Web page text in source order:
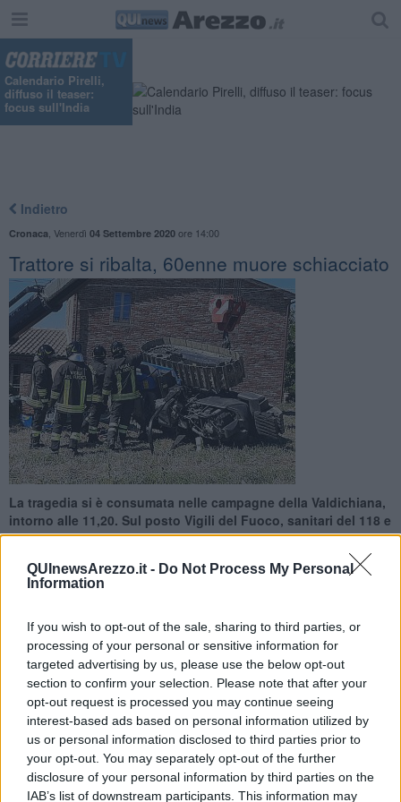
QUInewsArezzo.it - Do Not Process My Personal
Information
If you wish to opt-out of the sale, sharing to third parties, or
processing of your personal or sensitive information for
targeted advertising by us, please use the below opt-out
section to confirm your selection. Please note that after your
opt-out request is processed you may continue seeing
interest-based ads based on personal information utilized by
us or personal information disclosed to third parties prior to
your opt-out. You may separately opt-out of the further
disclosure of your personal information by third parties on the
IAB’s list of downstream participants. This information may
Calendario Pirelli,
diffuso il teaser:
focus sull'India
Indietro
Cronaca Venerdì 04 Settembre 2020ore 14:00
Trattore si ribalta, 60enne muore schiacciato
La tragedia si è consumata nelle campagne della Valdichiana,
intorno alle 11,20. Sul posto Vigili del Fuoco, sanitari del 118 e
Carabinieri
FOIANO DELLA CHIANA —Un uomo è morto mentre stava
lavorando nelle campagne diFoiano della Chiana. Erano le 11,20
quando il mezzo cingolato si è ribaltato schiacciando il 60enne che
è rimasto intrappolato sono il potente mezzo.
Sul posto i Vigili del Fuoco che, con l’ausilio dell’autogru, hanno
liberato l'uomo affidandolo ai sanitari del 118.